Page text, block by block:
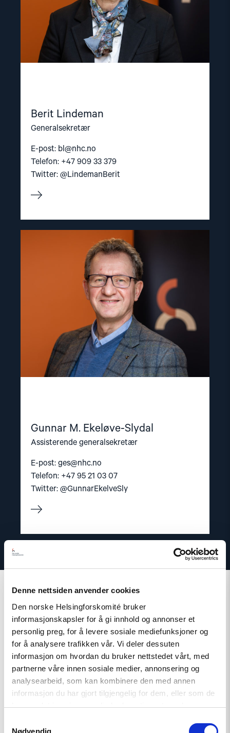
Denne nettsiden anvender cookies
Den norske Helsingforskomité bruker
informasjonskapsler for å gi innhold og annonser et
personlig preg, for å levere sosiale mediefunksjoner og
for å analysere trafikken vår. Vi deler dessuten
informasjon om hvordan du bruker nettstedet vårt, med
partnerne våre innen sosiale medier, annonsering og
analysearbeid, som kan kombinere den med annen
informasjon du har gjort tilgjengelig for dem, eller som de
har samlet inn gjennom din bruk av tjenestene deres.
Nødvendig
Berit Lindeman
Generalsekretær
E-post: bl@nhc.no
Telefon: +47 909 33 379
Twitter: @LindemanBerit
Gunnar M. Ekeløve-Slydal
Assisterende generalsekretær
E-post: ges@nhc.no
Telefon: +47 95 21 03 07
Twitter: @GunnarEkelveSly
article
"Gunnar
M.
Ekeløve-
Slydal"
Relatert
Read
article